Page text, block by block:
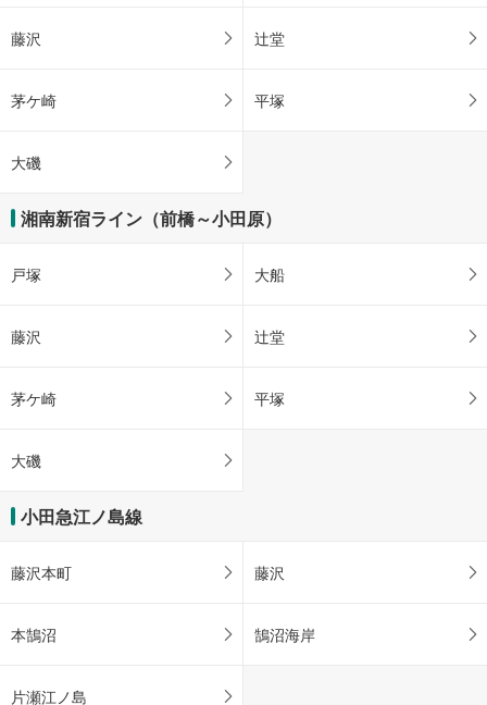
藤沢 辻堂
茅ケ崎 平塚
大磯
湘南新宿ライン（前橋～小田原）
戸塚 大船
藤沢 辻堂
茅ケ崎 平塚
大磯
小田急江ノ島線
藤沢本町 藤沢
本鵠沼 鵠沼海岸
片瀬江ノ島